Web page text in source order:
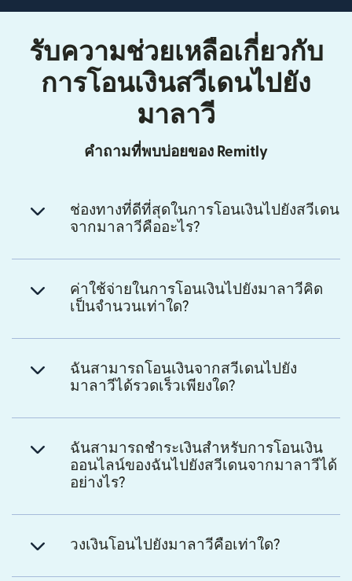
รับความช่วยเหลือเกี่ยวกับ
การโอนเงินสวีเดนไปยัง
มาลาวี
คำถามที่พบบ่อยของ Remitly
ช่องทางที่ดีที่สุดในการโอนเงินไปยังสวีเดน
จากมาลาวีคืออะไร?
ค่าใช้จ่ายในการโอนเงินไปยังมาลาวีคิด
เป็นจำนวนเท่าใด?
ฉันสามารถโอนเงินจากสวีเดนไปยัง
มาลาวีได้รวดเร็วเพียงใด?
ฉันสามารถชำระเงินสำหรับการโอนเงิน
ออนไลน์ของฉันไปยังสวีเดนจากมาลาวีได้
อย่างไร?
วงเงินโอนไปยังมาลาวีคือเท่าใด?